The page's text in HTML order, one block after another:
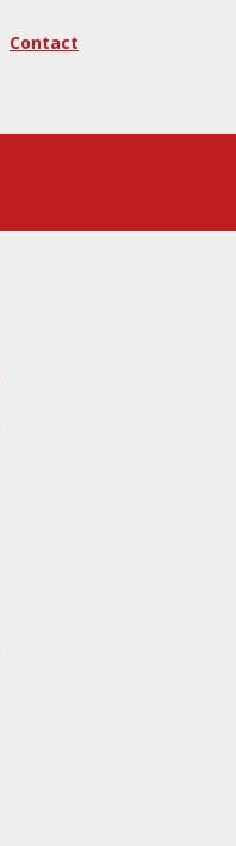
Contact